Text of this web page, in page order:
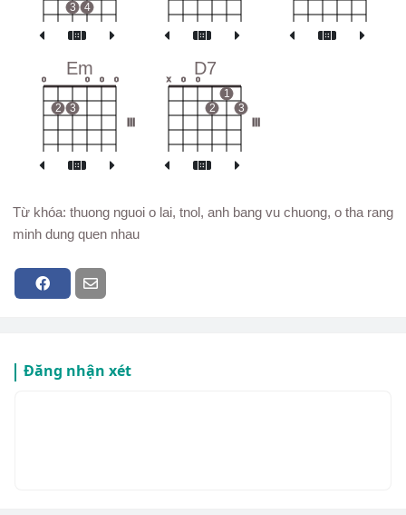
3 4
Em
o
2 3
o o o
D7
x o o
2
1
3
Từ khóa: thuong nguoi o lai, tnol, anh bang vu chuong, o tha rang
minh dung quen nhau
Đăng nhận xét